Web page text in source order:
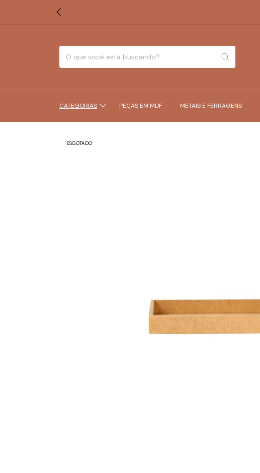
CATEGORIAS PEÇAS EM MDF METAIS E FERRAGENS
ESGOTADO